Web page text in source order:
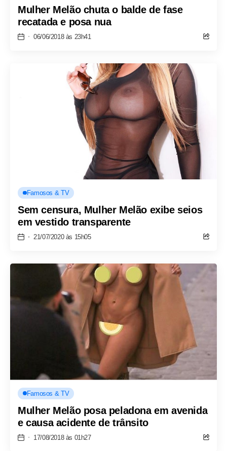
Mulher Melão chuta o balde de fase
recatada e posa nua
06/06/2018 às 23h41
Famosos & TV
Sem censura, Mulher Melão exibe seios
em vestido transparente
21/07/2020 às 15h05
Famosos & TV
Mulher Melão posa peladona em avenida
e causa acidente de trânsito
17/08/2018 às 01h27